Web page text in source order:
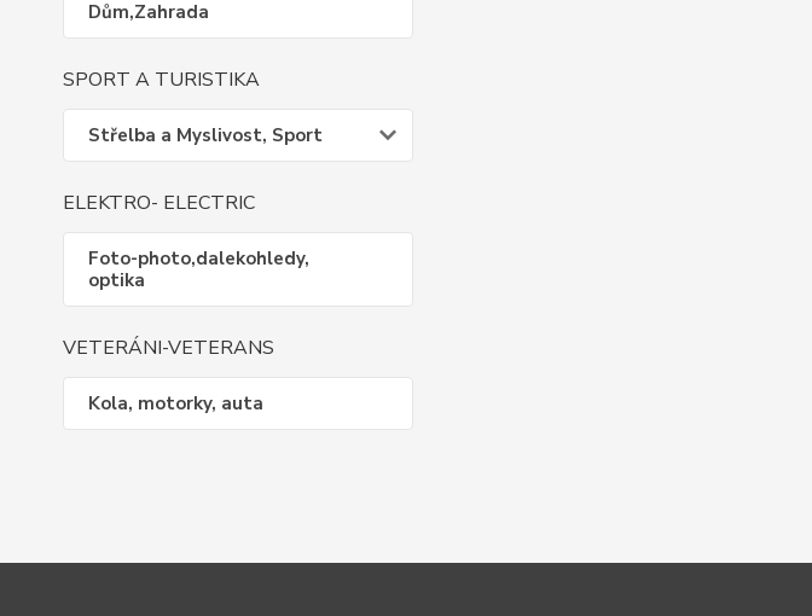
Dům,Zahrada
SPORT A TURISTIKA
Střelba a Myslivost, Sport
ELEKTRO- ELECTRIC
Foto-photo,dalekohledy,
optika
VETERÁNI-VETERANS
Kola, motorky, auta